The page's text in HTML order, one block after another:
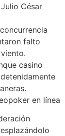
César
falto
casino